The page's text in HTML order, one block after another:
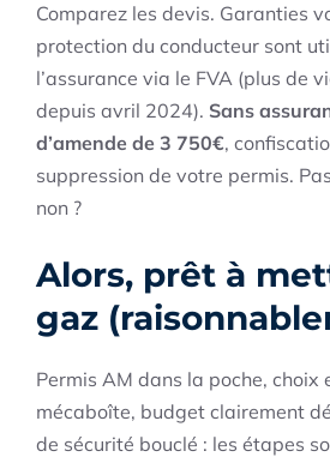
Comparez les devis. Garanties
protection du conducteur sont
l’assurance via le FVA (plus de
depuis avril 2024). Sans
d’amende de 3 750€,
suppression de votre permis.
non ?
Alors, prêt à
gaz
Permis AM dans la poche, choix
mécaboîte, budget clairement
de sécurité bouclé : les étapes